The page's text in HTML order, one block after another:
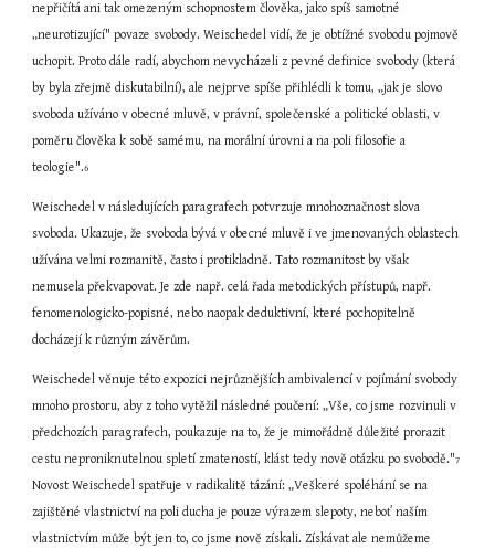
nepřičítá ani tak omezeným schopnostem člověka, jako spíš samotné
„neurotizující" povaze svobody. Weischedel vidí, že je obtížné svobodu pojmově
uchopit. Proto dále radí, abychom nevycházeli z pevné definice svobody (která
by byla zřejmě diskutabilní), ale nejprve spíše přihlédli k tomu, „jak je slovo
svoboda užíváno v obecné mluvě, v právní, společenské a politické oblasti, v
poměru člověka k sobě samému, na morální úrovni a na poli filosofie a
teologie".6
Weischedel v následujících paragrafech potvrzuje mnohoznačnost slova
svoboda. Ukazuje, že svoboda bývá v obecné mluvě i ve jmenovaných oblastech
užívána velmi rozmanitě, často i protikladně. Tato rozmanitost by však
nemusela překvapovat. Je zde např. celá řada metodických přístupů, např.
fenomenologicko-popisné, nebo naopak deduktivní, které pochopitelně
docházejí k různým závěrům.
Weischedel věnuje této expozici nejrůznějších ambivalencí v pojímání svobody
mnoho prostoru, aby z toho vytěžil následné poučení: „Vše, co jsme rozvinuli v
předchozích paragrafech, poukazuje na to, že je mimořádně důležité prorazit
cestu neproniknutelnou spletí zmateností, klást tedy nově otázku po svobodě."7
Novost Weischedel spatřuje v radikalitě tázání: „Veškeré spoléhání se na
zajištěné vlastnictví na poli ducha je pouze výrazem slepoty, neboť naším
vlastnictvím může být jen to, co jsme nově získali. Získávat ale nemůžeme